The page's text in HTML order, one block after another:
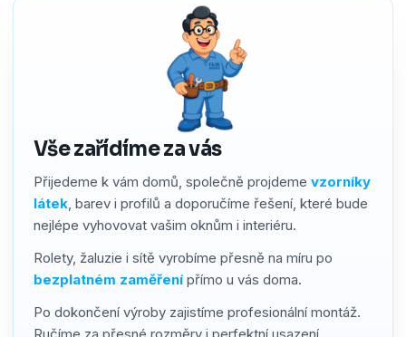
Vše zařídíme za vás
Přijedeme k vám domů, společně projdeme vzorníky
látek, barev i profilů a doporučíme řešení, které bude
nejlépe vyhovovat vašim oknům i interiéru.
Rolety, žaluzie i sítě vyrobíme přesně na míru po
bezplatném zaměření přímo u vás doma.
Po dokončení výroby zajistíme profesionální montáž.
zpracování, a pokud by přesto bylo potřeba cokoliv řešit,
náš servis vyřídíme rychle a férově.